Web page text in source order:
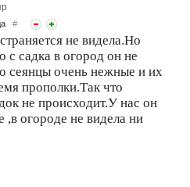
#
не видела.Но
с садка в огород он не
сеянцы очень нежные и их
прополки.Так что
не происходит.У нас он
,в огороде не видела ни